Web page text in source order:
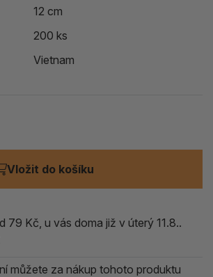
12 cm
200 ks
Vietnam
Vložit do košíku
79 Kč, u vás doma již v úterý 11.8..
můžete za nákup tohoto produktu